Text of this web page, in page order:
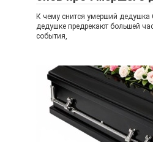
К чему снится умерший
дедушке предрекают большей
события,